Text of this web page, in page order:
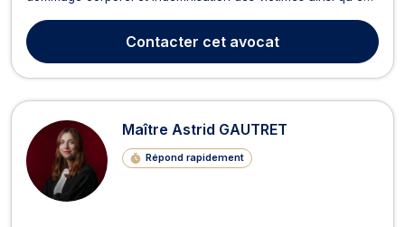
problématiques juridiques en lien avec le permis de conduire,
la procédure pénale et la réparation du préjudice...
Contacter cet avocat
Maître Astrid GAUTRET
Répond rapidement